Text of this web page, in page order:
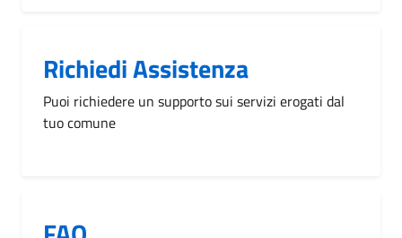
Richiedi Assistenza
Puoi richiedere un supporto sui servizi erogati dal
tuo comune